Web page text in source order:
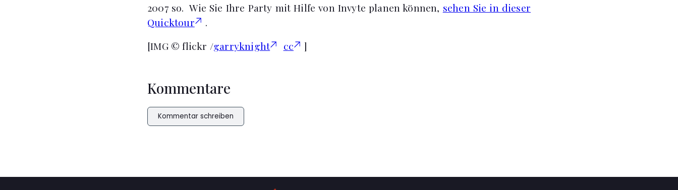
2007 so. Wie Sie Ihre Party mit Hilfe von Invyte planen können, sehen Sie in dieser
Quicktour
.
[IMG © flickr /garryknight cc ]
Kommentare
Kommentar schreiben